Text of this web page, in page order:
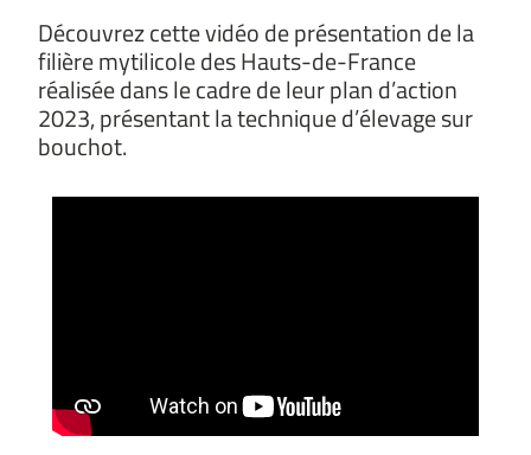
Découvrez cette vidéo de présentation de la
filière mytilicole des Hauts-de-France
réalisée dans le cadre de leur plan d’action
2023, présentant la technique d’élevage sur
bouchot.